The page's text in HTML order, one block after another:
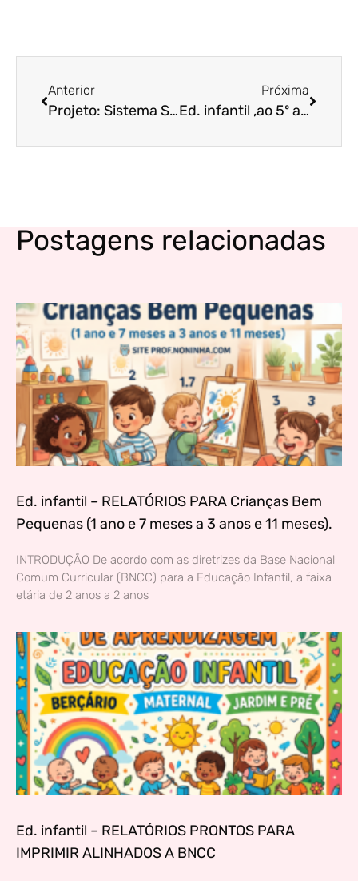
Anterior
Projeto: Sistema Solar: Conhecendo o universo – fundamental I
Próxima
Ed. infantil ,ao 5º ano – Atividades lúdicas com o tema festa Junina
Postagens relacionadas
Ed. infantil – RELATÓRIOS PARA Crianças Bem
Pequenas (1 ano e 7 meses a 3 anos e 11 meses).
INTRODUÇÃO De acordo com as diretrizes da Base Nacional
Comum Curricular (BNCC) para a Educação Infantil, a faixa
etária de 2 anos a 2 anos
Ed. infantil – RELATÓRIOS PRONTOS PARA
IMPRIMIR ALINHADOS A BNCC